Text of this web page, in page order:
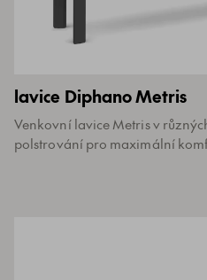
lavice Diphano Metris
Venkovní lavice Metris v
polstrování pro maximální